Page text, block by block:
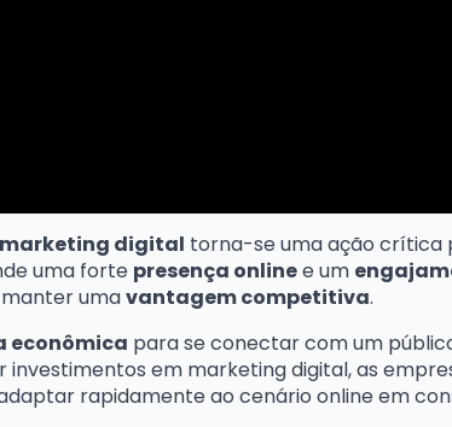
digital torna-se uma ação crítica
uma forte presença onlinee um
umavantagem competitiva.
econômica para se conectar com um
em marketing digital, as
rapidamente ao cenário online em